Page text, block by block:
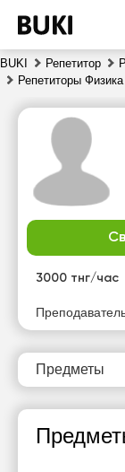
BUKI Репетитор
Репетиторы
3000 тнг/час
Предметы
Нет